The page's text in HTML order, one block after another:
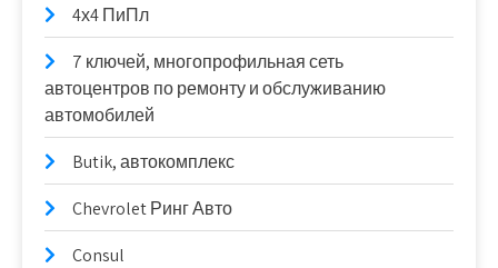
4х4 ПиПл
7 ключей, многопрофильная сеть
автоцентров по ремонту и обслуживанию
автомобилей
Butik, автокомплекс
Chevrolet Ринг Авто
Consul